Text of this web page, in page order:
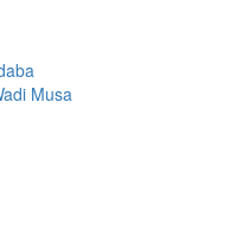
Musa